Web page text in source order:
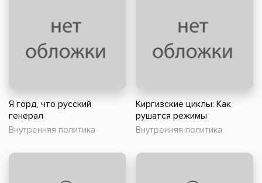
Я горд, что русский
генерал
Внутренняя политика
Киргизские циклы: Как
рушатся режимы
Внутренняя политика